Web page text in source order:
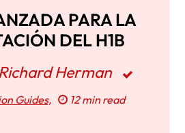
PARA LA
DEL H1B
Richard Herman
Guides, 12 min read